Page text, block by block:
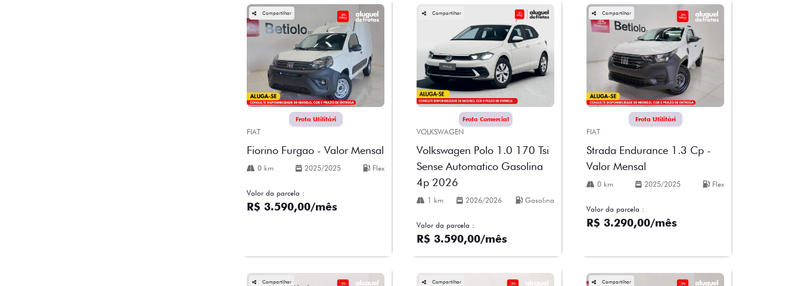
Compartilhar
Frota Utilitári
FIAT
Fiorino Furgao - Valor Mensal
0 km 2025/2025 Flex
Valor da parcela :
R$ 3.590,00/mês
Compartilhar
Frota Comercial
VOLKSWAGEN
Volkswagen Polo 1.0 170 Tsi
Sense Automatico Gasolina
4p 2026
1 km 2026/2026 Gasolina
Valor da parcela :
R$ 3.590,00/mês
Compartilhar
Frota Utilitári
FIAT
Strada Endurance 1.3 Cp -
Valor Mensal
0 km 2025/2025 Flex
Valor da parcela :
R$ 3.290,00/mês
Compartilhar Compartilhar Compartilhar